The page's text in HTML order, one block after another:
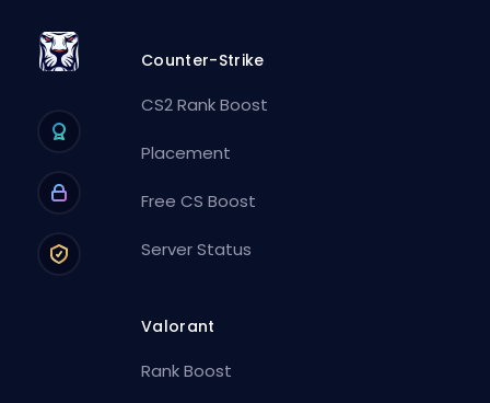
Counter-Strike
CS2 Rank Boost
Placement
Free CS Boost
Server Status
Valorant
Rank Boost